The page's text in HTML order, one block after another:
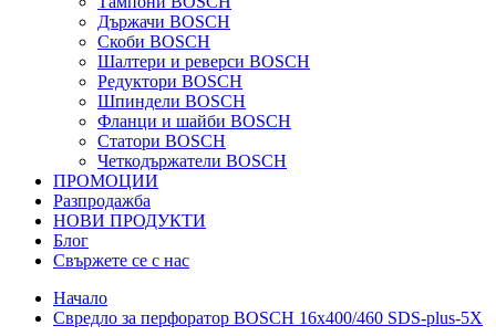
Държачи BOSCH
Скоби BOSCH
Шалтери и реверси BOSCH
Редуктори BOSCH
Шпиндели BOSCH
Фланци и шайби BOSCH
Статори BOSCH
Четкодържатели BOSCH
ПРОМОЦИИ
Разпродажба
НОВИ ПРОДУКТИ
Блог
Свържете се с нас
Начало
Свредло за перфоратор BOSCH 16x400/460 SDS-plus-5Х